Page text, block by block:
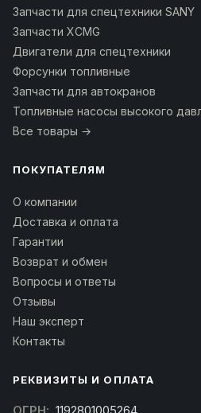
Запчасти для спецтехники SANY
Запчасти XCMG
Двигатели для спецтехники
Форсунки топливные
Запчасти для автокранов
Топливные насосы высокого
Все товары →
ПОКУПАТЕЛЯМ
О компании
Доставка и оплата
Гарантии
Возврат и обмен
Вопросы и ответы
Отзывы
Наш эксперт
Контакты
РЕКВИЗИТЫ И ОПЛАТА